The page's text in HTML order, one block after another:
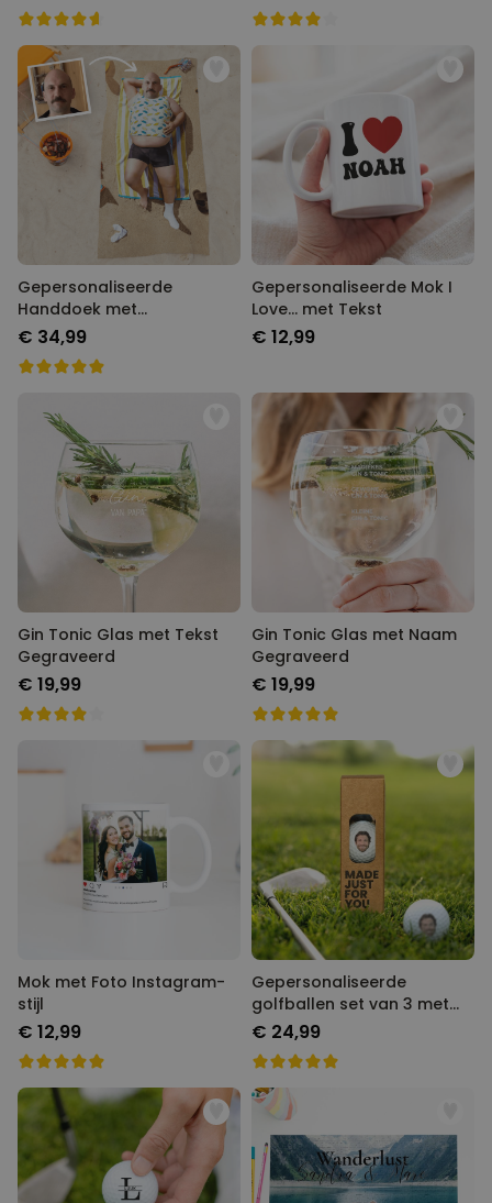
Gepersonaliseerde
Handdoek met
Droomlichaam
€ 34,99
Gepersonaliseerde Mok I
Love... met Tekst
€ 12,99
Gin Tonic Glas met Tekst
Gegraveerd
€ 19,99
Gin Tonic Glas met Naam
Gegraveerd
€ 19,99
Mok met Foto Instagram-
stijl
€ 12,99
Gepersonaliseerde
golfballen set van 3 met
Foto
€ 24,99